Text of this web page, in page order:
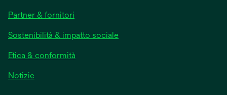
Partner & fornitori
Sostenibilità & impatto sociale
Etica & conformità
Notizie